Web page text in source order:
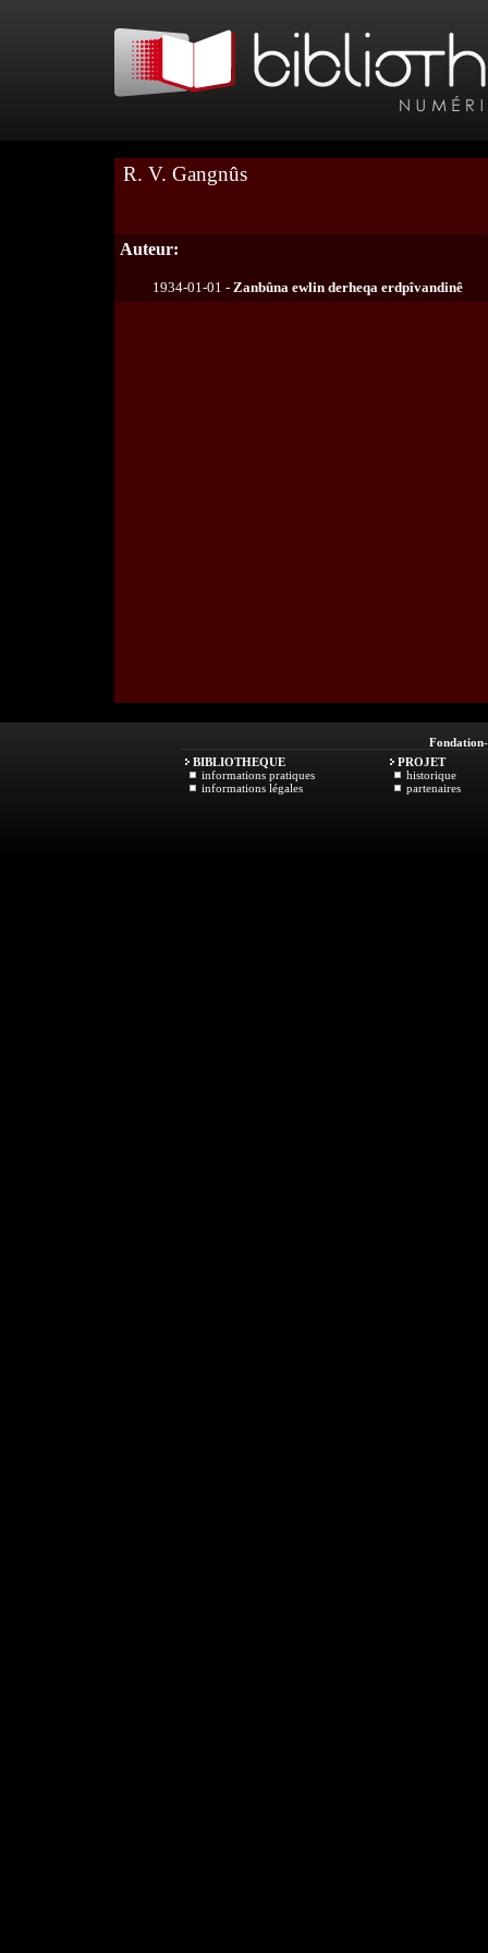
R. V. Gangnûs
Auteur:
1934-01-01 - Zanbûna ewlin derheqa erdpîvandinê
Fondation
BIBLIOTHEQUE
informations pratiques
informations légales
PROJET
historique
partenaires